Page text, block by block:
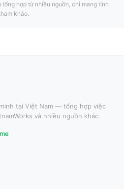
tổng hợp từ nhiều nguồn, chỉ mang tính
khảo.
tại Việt Nam — tổng hợp việc
và nhiều nguồn khác.